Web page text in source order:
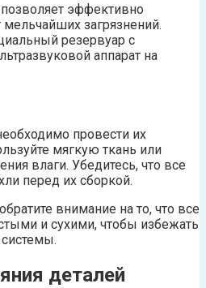
эффективно
загрязнений.
резервуар с
аппарат на
провести их
мягкую ткань или
влаги. Убедитесь, что все
перед их сборкой.
внимание на то, что все
и сухими, чтобы избежать
системы.
деталей